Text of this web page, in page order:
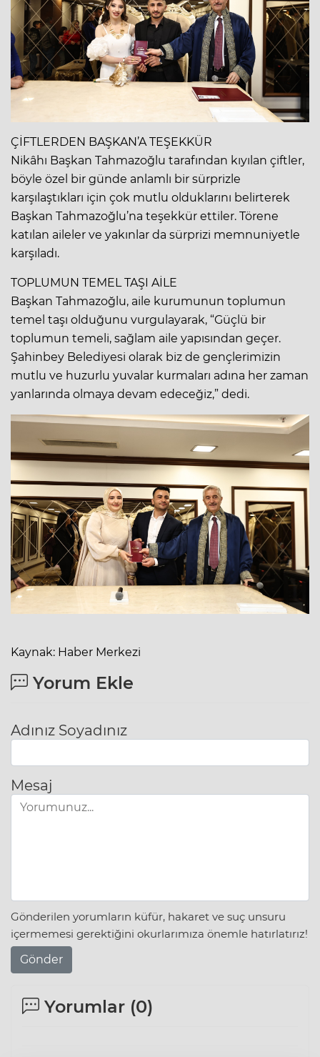
ÇİFTLERDEN BAŞKAN’A TEŞEKKÜR
Nikâhı Başkan Tahmazoğlu tarafından kıyılan çiftler,
böyle özel bir günde anlamlı bir sürprizle
karşılaştıkları için çok mutlu olduklarını belirterek
Başkan Tahmazoğlu’na teşekkür ettiler. Törene
katılan aileler ve yakınlar da sürprizi memnuniyetle
karşıladı.
TOPLUMUN TEMEL TAŞI AİLE
Başkan Tahmazoğlu, aile kurumunun toplumun
temel taşı olduğunu vurgulayarak, “Güçlü bir
toplumun temeli, sağlam aile yapısından geçer.
Şahinbey Belediyesi olarak biz de gençlerimizin
mutlu ve huzurlu yuvalar kurmaları adına her zaman
yanlarında olmaya devam edeceğiz,” dedi.
Kaynak: Haber Merkezi
Yorum Ekle
Adınız Soyadınız
Mesaj
Gönderilen yorumların küfür, hakaret ve suç unsuru
içermemesi gerektiğini okurlarımıza önemle hatırlatırız!
Gönder
Yorumlar (0)